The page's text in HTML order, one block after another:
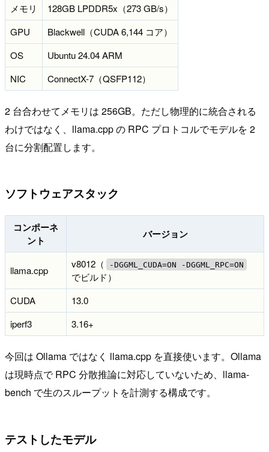
メモリ
128GB LPDDR5x（273 GB/s）
GPU
Blackwell（CUDA 6,144 コア）
OS
Ubuntu 24.04 ARM
NIC
ConnectX-7（QSFP112）
2 台合わせてメモリは 256GB。ただし物理的に統合される
わけではなく、llama.cpp の RPC プロトコルでモデルを 2
台に分割配置します。
ソフトウェアスタック
コンポーネ
ント
バージョン
llama.cpp
v8012（ -DGGML_CUDA=ON -DGGML_RPC=ON
でビルド）
CUDA
13.0
iperf3
3.16+
今回は Ollama ではなく llama.cpp を直接使います。Ollama
は現時点で RPC 分散推論に対応していないため、llama-
bench で生のスループットを計測する構成です。
テストしたモデル